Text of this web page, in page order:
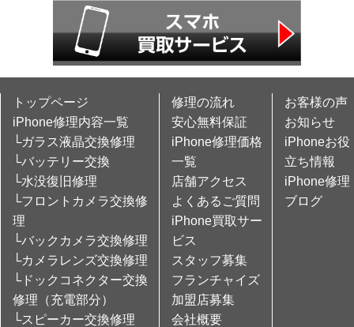
トップページ
iPhone修理内容一覧
└ガラス液晶交換修理
└バッテリー交換
└水没復旧修理
└フロントカメラ交換修
理
└バックカメラ交換修理
└カメラレンズ交換修理
└ドックコネクター交換
修理（充電部分）
└スピーカー交換修理
修理の流れ
安心無料保証
iPhone修理価格
一覧
店舗アクセス
よくあるご質問
iPhone買取サー
ビス
スタッフ募集
フランチャイズ
加盟店募集
会社概要
お客様の声
お知らせ
iPhoneお役
立ち情報
iPhone修理
ブログ